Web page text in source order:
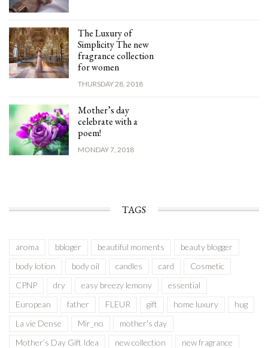
The Luxury of
Simplicity The new
fragrance collection
for women
THURSDAY 28, 2018
Mother’s day
celebrate with a
poem!
MONDAY 7, 2018
TAGS
aroma bbloger beautiful moments
beauty blogger
body lotion
body oil candles card
Cosmetic
CPNP
dry easy breezy lemony
essential
European
father FLEUR gift home luxury
hug
La vie Dense
Mir_no
mother's day
Mother’s Day Gift Idea
new collection
new fragrance